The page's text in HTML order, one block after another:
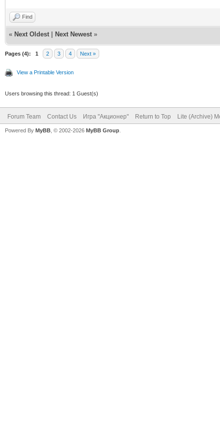
Find
« Next Oldest Next Newest »
Pages (4): 1 2 3 4 Next »
View a Printable Version
Users browsing this thread: 1 Guest(s)
Forum Team Contact Us Игра "Акционер" Return to Top Lite (Archive)
Powered By MyBB , © 2002-2026 MyBB Group